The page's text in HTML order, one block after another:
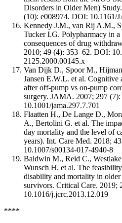
Disorders in Older Men)
(10): e008974. DOI: 10.1161/
Kennedy J.M., van Rij A.M.,
Tucker I.G. Polypharmacy in
consequences of drug
2010; 49 (4): 353–62. DOI:
2125.2000.00145.x
Van Dijk D., Spoor M.,
Jansen E.W.L. et al. Cognitive
after off-pump vs on-pump
surgery. JAMA. 2007; 297
10.1001/jama.297.7.701
Flaatten H., De Lange D.,
A., Bertolini G. et al. The
day mortality and the level of
years). Int. Care Med. 2018;
10.1007/s00134-017-4940-8
Baldwin M., Reid C.,
Wunsch H. et al. The
disability and mortality in
survivors. Critical Care. 2019;
10.1016/j.jcrc.2013.12.019
****